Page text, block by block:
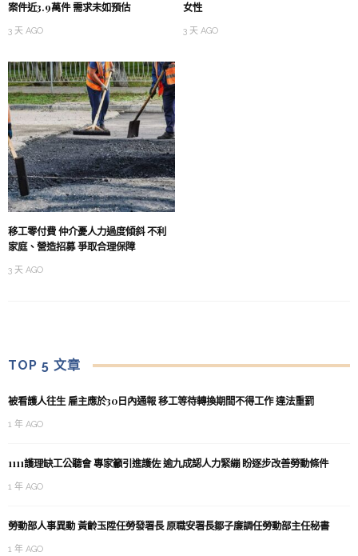
案件近3.9萬件 需求未如預估
3 天 AGO
女性
3 天 AGO
移工零付費 仲介憂人力過度傾斜 不利
家庭、營造招募 爭取合理保障
3 天 AGO
TOP 5 文章
被看護人往生 雇主應於30日內通報 移工等待轉換期間不得工作 違法重罰
1 年 AGO
1111護理缺工公聽會 專家籲引進護佐 逾九成認人力緊繃 盼逐步改善勞動條件
1 年 AGO
勞動部人事異動 黃齡玉陞任勞發署長 原職安署長鄒子廉調任勞動部主任秘書
1 年 AGO